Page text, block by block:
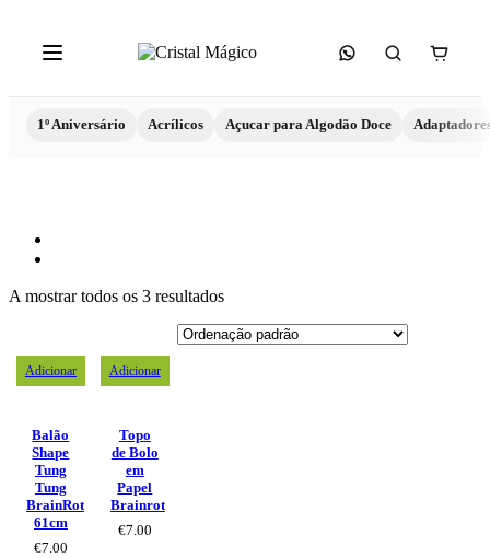
1º Aniversário Acrílicos Açucar para Algodão Doce
A mostrar todos os 3 resultados
Adicionar
Balão
Shape
Tung
Tung
BrainRot
61cm
€7.00
Adicionar
Topo
de Bolo
em
Papel
Brainrot
€7.00